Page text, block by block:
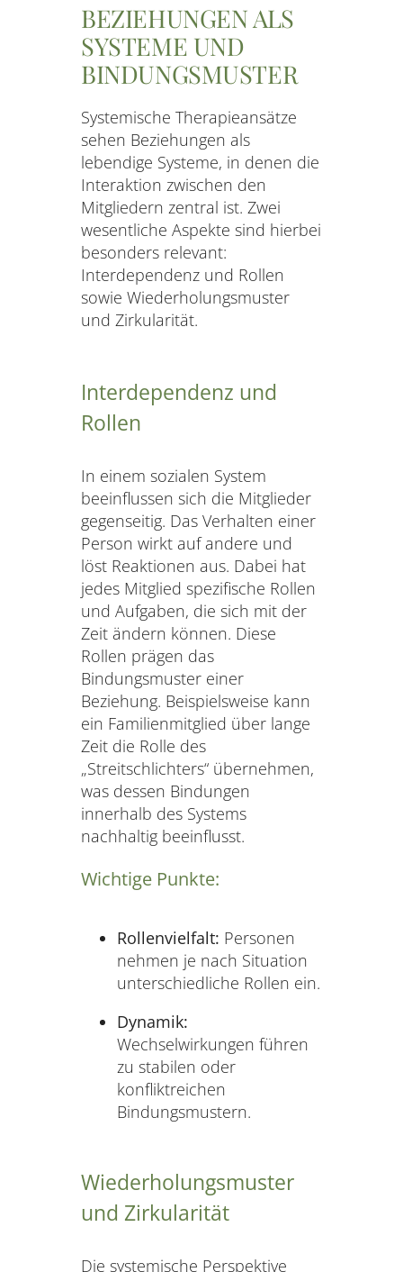
BEZIEHUNGEN ALS
SYSTEME UND
BINDUNGSMUSTER
Systemische Therapieansätze
sehen Beziehungen als
lebendige Systeme, in denen die
Interaktion zwischen den
Mitgliedern zentral ist. Zwei
wesentliche Aspekte sind hierbei
besonders relevant:
Interdependenz und Rollen
sowie Wiederholungsmuster
und Zirkularität.
Interdependenz und
Rollen
In einem sozialen System
beeinflussen sich die Mitglieder
gegenseitig. Das Verhalten einer
Person wirkt auf andere und
löst Reaktionen aus. Dabei hat
jedes Mitglied spezifische Rollen
und Aufgaben, die sich mit der
Zeit ändern können. Diese
Rollen prägen das
Bindungsmuster einer
Beziehung. Beispielsweise kann
ein Familienmitglied über lange
Zeit die Rolle des
„Streitschlichters“ übernehmen,
was dessen Bindungen
innerhalb des Systems
nachhaltig beeinflusst.
Wichtige Punkte:
Rollenvielfalt: Personen
nehmen je nach Situation
unterschiedliche Rollen ein.
Dynamik:
Wechselwirkungen führen
zu stabilen oder
konfliktreichen
Bindungsmustern.
Wiederholungsmuster
und Zirkularität
Die systemische Perspektive